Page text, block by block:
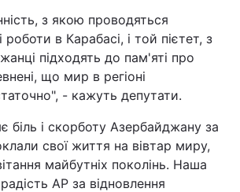
з якою проводяться
роботи в Карабасі, і той пієтет, з
підходять до пам'яті про
що мир в регіоні
- кажуть депутати.
біль і скорботу Азербайджану за
свої життя на вівтар миру,
майбутніх поколінь. Наша
АР за відновлення